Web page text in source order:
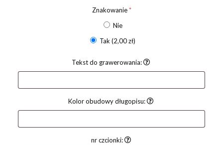
Znakowanie*
Nie
Tak(2,00 zł)
Tekst do grawerowania:
Kolor obudowy długopisu:
nr czcionki: